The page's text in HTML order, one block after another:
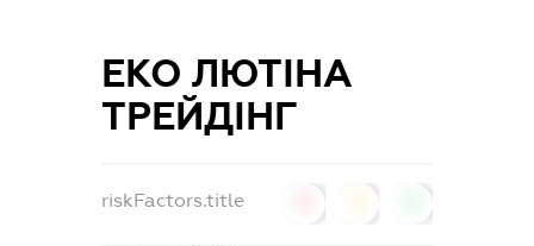
ЕКО ЛЮТІНА
ТРЕЙДІНГ
riskFactors.title